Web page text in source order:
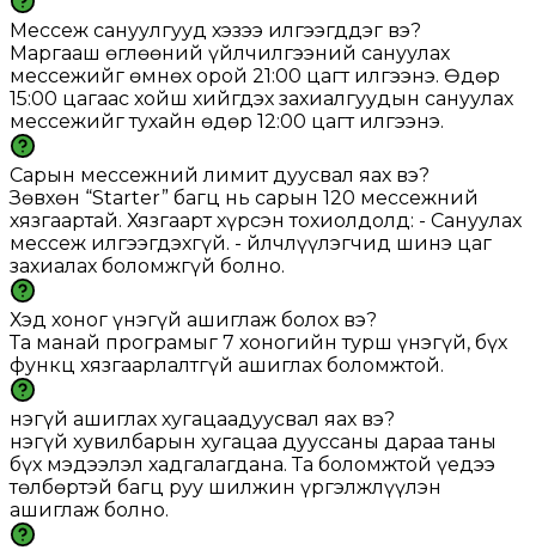
Мессеж сануулгууд хэзээ илгээгддэг вэ?
Маргааш өглөөний үйлчилгээний сануулах
мессежийг өмнөх орой 21:00 цагт илгээнэ. Өдөр
15:00 цагаас хойш хийгдэх захиалгуудын сануулах
мессежийг тухайн өдөр 12:00 цагт илгээнэ.
Сарын мессежний лимит дуусвал яах вэ?
Зөвхөн “Starter” багц нь сарын 120 мессежний
хязгаартай. Хязгаарт хүрсэн тохиолдолд: - Сануулах
мессеж илгээгдэхгүй. - Үйлчлүүлэгчид шинэ цаг
захиалах боломжгүй болно.
Хэд хоног үнэгүй ашиглаж болох вэ?
Та манай програмыг 7 хоногийн турш үнэгүй, бүх
функц хязгаарлалтгүй ашиглах боломжтой.
Үнэгүй ашиглах хугацаадуусвал яах вэ?
Үнэгүй хувилбарын хугацаа дууссаны дараа таны
бүх мэдээлэл хадгалагдана. Та боломжтой үедээ
төлбөртэй багц руу шилжин үргэлжлүүлэн
ашиглаж болно.